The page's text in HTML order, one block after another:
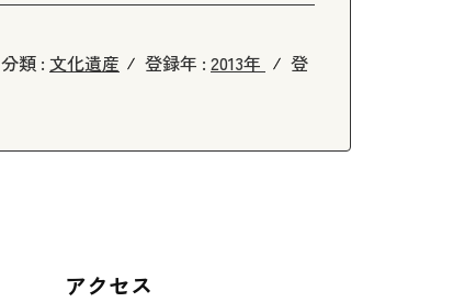
分類 : 文化遺産 登録年 : 2013年
登
アクセス